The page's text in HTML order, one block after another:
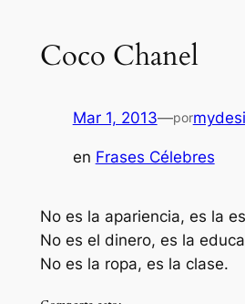
Coco Chanel
Mar 1, 2013—por
en Frases Célebres
No es la apariencia, es la
No es el dinero, es la
No es la ropa, es la clase.